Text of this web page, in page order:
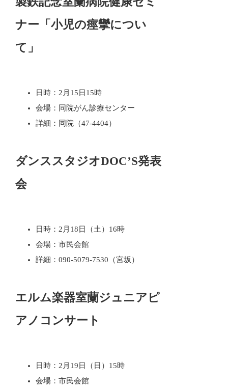
ナー「小児の痙攣につい
て」
日時：2月15日15時
会場：同院がん診療センター
詳細：同院（47-4404）
ダンススタジオDOC’S発表
会
日時：2月18日（土）16時
会場：市民会館
詳細：090-5079-7530（宮坂）
エルム楽器室蘭ジュニアピ
アノコンサート
日時：2月19日（日）15時
会場：市民会館